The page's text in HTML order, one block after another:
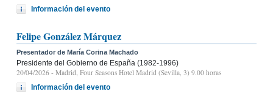
Información del evento
Felipe González Márquez
Presentador de María Corina Machado
Presidente del Gobierno de España (1982-1996)
20/04/2026 - Madrid, Four Seasons Hotel Madrid (Sevilla, 3) 9.00 horas
Información del evento